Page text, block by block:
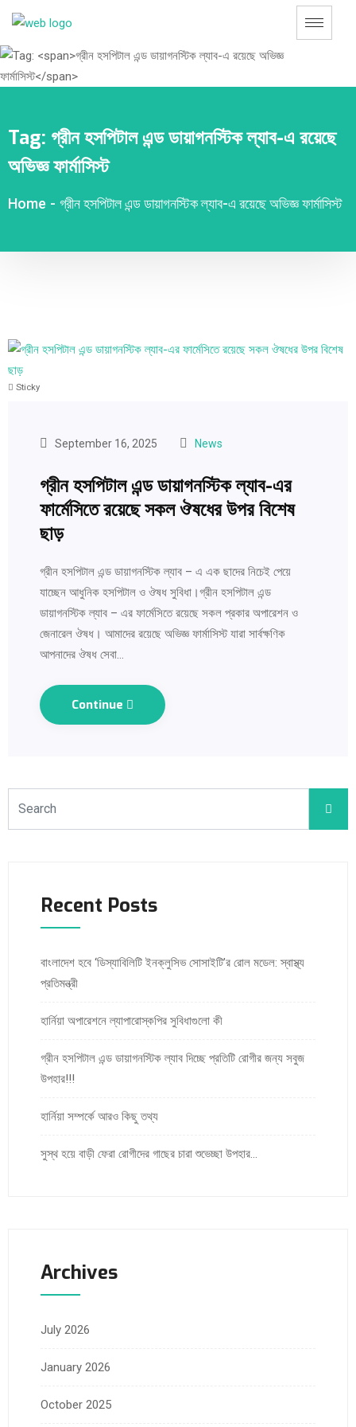
Tag: গ্রীন হসপিটাল এন্ড ডায়াগনস্টিক ল্যাব-এ রয়েছে
অভিজ্ঞ ফার্মাসিস্ট
Home - গ্রীন হসপিটাল এন্ড ডায়াগনস্টিক ল্যাব-এ রয়েছে অভিজ্ঞ ফার্মাসিস্ট
Sticky
September 16, 2025 News
গ্রীন হসপিটাল এন্ড ডায়াগনস্টিক ল্যাব-এর
ফার্মেসিতে রয়েছে সকল ঔষধের উপর বিশেষ
ছাড়
গ্রীন হসপিটাল এন্ড ডায়াগনস্টিক ল্যাব – এ এক ছাদের নিচেই পেয়ে
যাচ্ছেন আধুনিক হসপিটাল ও ঔষধ সুবিধা।গ্রীন হসপিটাল এন্ড
ডায়াগনস্টিক ল্যাব – এর ফার্মেসিতে রয়েছে সকল প্রকার অপারেশন ও
জেনারেল ঔষধ। আমাদের রয়েছে অভিজ্ঞ ফার্মাসিস্ট যারা সার্বক্ষণিক
আপনাদের ঔষধ সেবা…
Continue
Recent Posts
বাংলাদেশ হবে ‘ডিস্যাবিলিটি ইনক্লুসিভ সোসাইটি’র রোল মডেল: স্বাস্থ্য
প্রতিমন্ত্রী
হার্নিয়া অপারেশনে ল্যাপারোস্কপির সুবিধাগুলো কী
গ্রীন হসপিটাল এন্ড ডায়াগনস্টিক ল্যাব দিচ্ছে প্রতিটি রোগীর জন্য সবুজ
উপহার!!!
হার্নিয়া সম্পর্কে আরও কিছু তথ্য
সুস্থ হয়ে বাড়ী ফেরা রোগীদের গাছের চারা শুভেচ্ছা উপহার…
Archives
July 2026
January 2026
October 2025